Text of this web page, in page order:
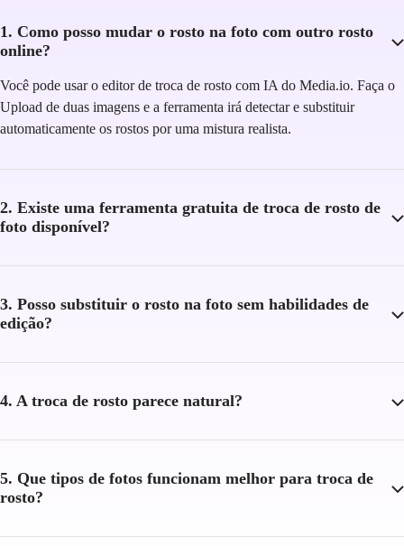
1. Como posso mudar o rosto na foto com outro rosto
online?
Você pode usar o editor de troca de rosto com IA do Media.io. Faça o
Upload de duas imagens e a ferramenta irá detectar e substituir
automaticamente os rostos por uma mistura realista.
2. Existe uma ferramenta gratuita de troca de rosto de
foto disponível?
3. Posso substituir o rosto na foto sem habilidades de
edição?
4. A troca de rosto parece natural?
5. Que tipos de fotos funcionam melhor para troca de
rosto?